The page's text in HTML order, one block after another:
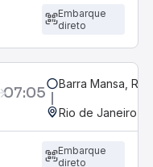
Embarque
direto
07:05 Barra Mansa, RJ
Rio de Janeiro,
Embarque
direto